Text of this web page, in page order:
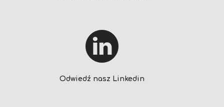
Odwiedź nasz Linkedin